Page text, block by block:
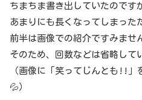
ちまちま書き出していたのです
あまりにも長くなってしまった
前半は画像での紹介ですみませ
そのため、回数などは省略して
（画像に「笑ってじんとも!!」
💦）